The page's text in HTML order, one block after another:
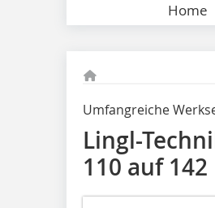
Home
Umfangreiche
Lingl-
110 auf